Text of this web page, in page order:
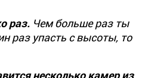
раз. Чем больше раз ты
раз упасть с высоты, то
несколько камер из